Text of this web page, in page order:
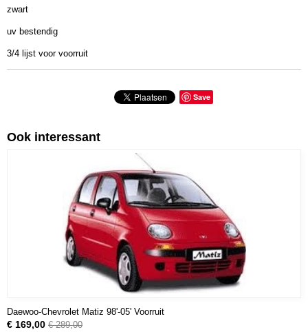
zwart
uv bestendig
3/4 lijst voor voorruit
Save
Ook interessant
Daewoo-Chevrolet Matiz 98'-05' Voorruit
€ 169,00 € 289,00